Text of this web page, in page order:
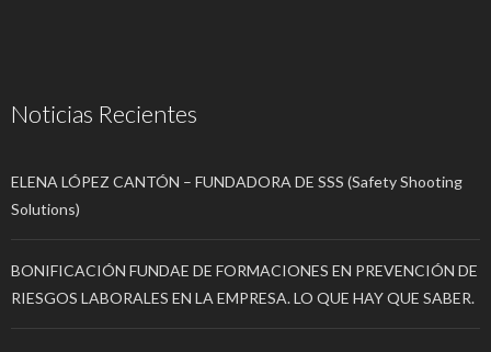
Noticias Recientes
ELENA LÓPEZ CANTÓN – FUNDADORA DE SSS (Safety Shooting
Solutions)
BONIFICACIÓN FUNDAE DE FORMACIONES EN PREVENCIÓN DE
RIESGOS LABORALES EN LA EMPRESA. LO QUE HAY QUE SABER.